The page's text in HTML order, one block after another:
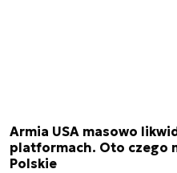
Armia USA masowo
platformach. Oto czego
Polskie